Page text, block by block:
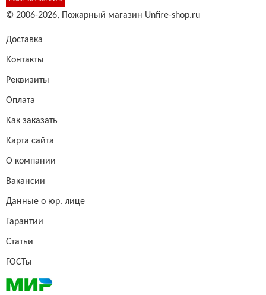
© 2006-2026, Пожарный магазин Unfire-shop.ru
Доставка
Контакты
Реквизиты
Оплата
Как заказать
Карта сайта
О компании
Вакансии
Данные о юр. лице
Гарантии
Статьи
ГОСТы